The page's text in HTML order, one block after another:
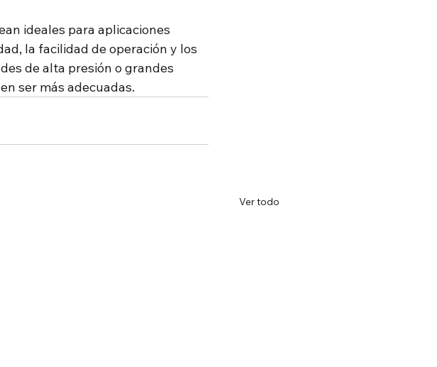
ideales para aplicaciones
la facilidad de operación y los
de alta presión o grandes
ser más adecuadas.
Ver todo